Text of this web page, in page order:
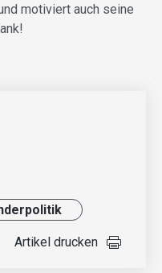
motiviert auch seine
Artikel drucken